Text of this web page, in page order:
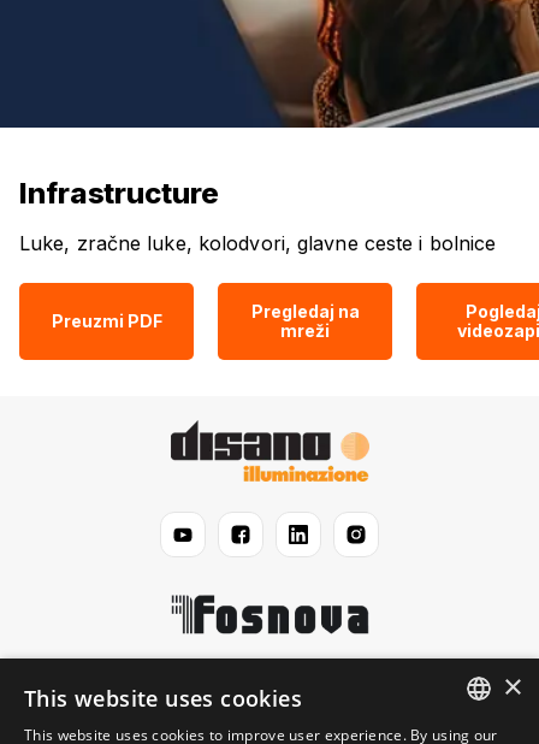
Infrastructure
Luke, zračne luke, kolodvori, glavne ceste i bolnice
Preuzmi PDF
Pregledaj na
mreži
Disano ×
This website uses cookies
This website uses cookies to improve user experience. By using our